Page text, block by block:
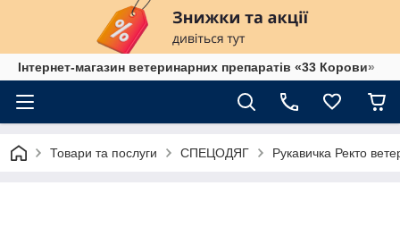
Інтернет-магазин ветеринарних препаратів «33 Корови»
Товари та послуги СПЕЦОДЯГ Рукавичка Ректо